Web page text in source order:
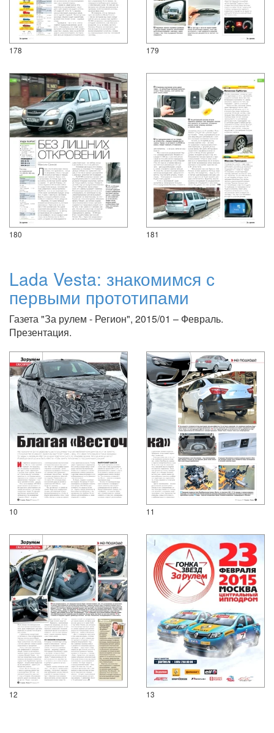
178 179
180 181
Lada Vesta: знакомимся с
первыми прототипами
Газета "За рулем - Регион", 2015/01 – Февраль.
Презентация.
10 11
12 13